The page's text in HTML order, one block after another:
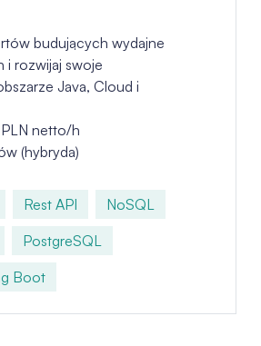
budujących wydajne
i rozwijaj swoje
Java, Cloud i
netto/h
(hybryda)
Rest API
NoSQL
PostgreSQL
Boot